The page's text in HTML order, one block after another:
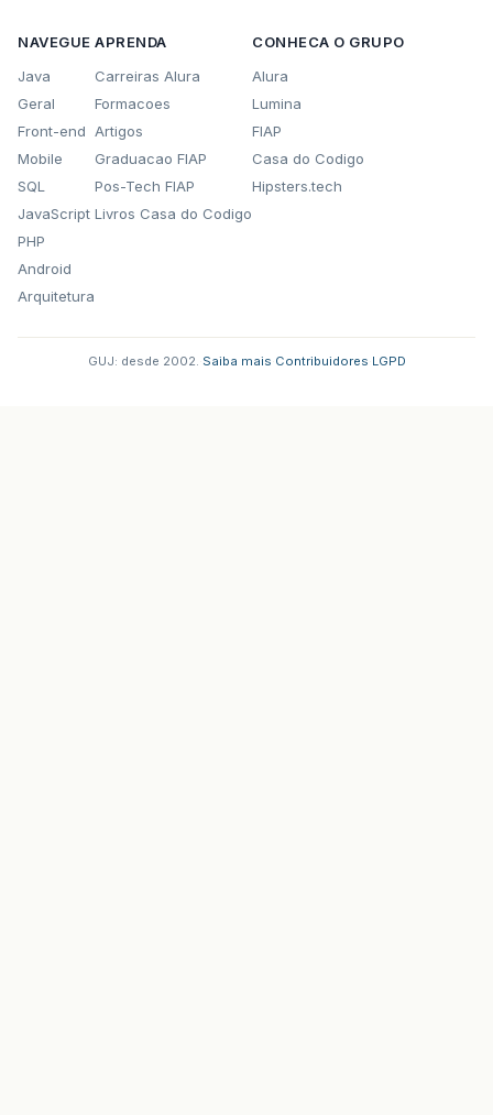
NAVEGUE
Java
Geral
Front-end
Mobile
SQL
JavaScript
PHP
Android
Arquitetura
APRENDA
Carreiras Alura
Formacoes
Artigos
Graduacao FIAP
Pos-Tech FIAP
Livros Casa do Codigo
CONHECA O GRUPO
Alura
Lumina
FIAP
Casa do Codigo
Hipsters.tech
GUJ: desde 2002. Saiba mais Contribuidores LGPD